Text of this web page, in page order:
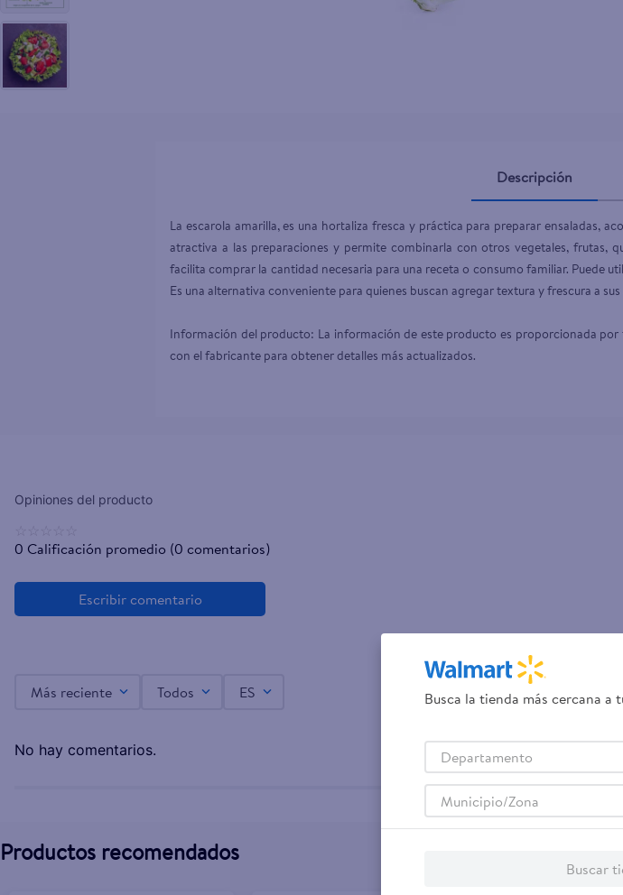
Descripción
La escarola amarilla, es una hortaliza fresca y práctica para preparar ensaladas,
atractiva a las preparaciones y permite combinarla con otros vegetales, frutas,
facilita comprar la cantidad necesaria para una receta o consumo familiar. Puede
Es una alternativa conveniente para quienes buscan agregar textura y frescura a
Información del producto: La información de este producto es proporcionada
con el fabricante para obtener detalles más actualizados.
0 Calificación promedio (0 comentarios)
Más reciente Todos ES
No hay comentarios.
Productos recomendados
Busca la tienda más cercana a
Departamento
Municipio/Zona
Buscar